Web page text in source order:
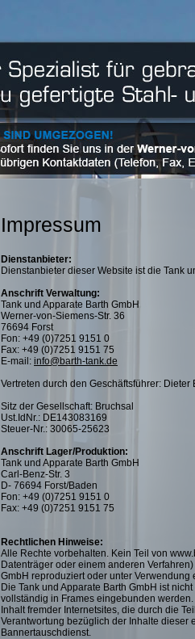
Impressum
Dienstanbieter:
Dienstanbieter dieser Website ist die Tank
Anschrift Verwaltung:
Tank und Apparate Barth GmbH
Werner-von-Siemens-Str. 36
76694 Forst
Fon: +49 (0)7251 9151 0
Fax: +49 (0)7251 9151 75
E-mail: info@barth-tank.de
Vertreten durch den Geschäftsführer: Dieter
Sitz der Gesellschaft: Bruchsal
Ust.IdNr.: DE143083169
Steuer-Nr.: 30065-25623
Anschrift Lager/Produktion:
Tank und Apparate Barth GmbH
Carl-Benz-Str. 3
D- 76694 Forst/Baden
Fon: +49 (0)7251 9151 0
Fax: +49 (0)7251 9151 75
Rechtlichen Hinweise:
Alle Rechte vorbehalten. Kein Teil von
Datenträger oder einem anderen
GmbH reproduziert oder unter Verwendung
Die Tank und Apparate Barth GmbH ist
vollständig in Frames eingebunden
Inhalt fremder Internetsites, die durch die
Verantwortung bezüglich der Inhalte dieser
Bannertauschdienst.